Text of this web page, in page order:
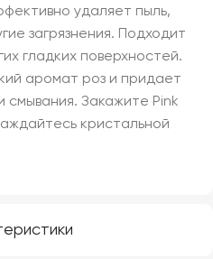
удаляет пыль,
загрязнения. Подходит
гладких поверхностей.
аромат роз и придает
смывания. Закажите Pink
кристальной